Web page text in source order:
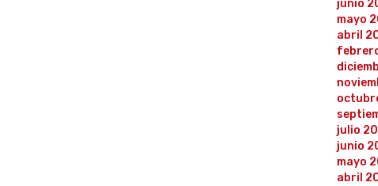
junio
mayo
abril
julio
junio
mayo
abril